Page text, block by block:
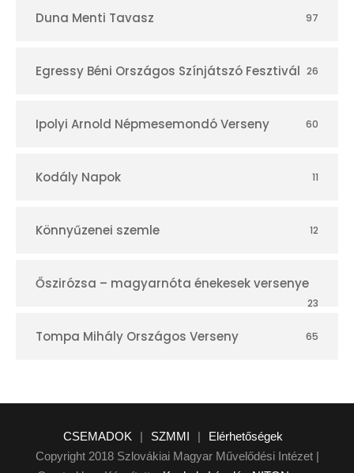
Duna Menti Tavasz 97
Egressy Béni Országos Színjátszó Fesztivál 26
Ipolyi Arnold Népmesemondó Verseny 60
Kodály Napok 11
Könnyűzenei szemle 12
Őszirózsa – magyarnóta énekesek versenye
23
Tompa Mihály Országos Verseny 65
CSEMADOK | SZMMI |
Elérhetőségek
Copyright 2018 Szlovákiai Magyar Művelődési Intézet |